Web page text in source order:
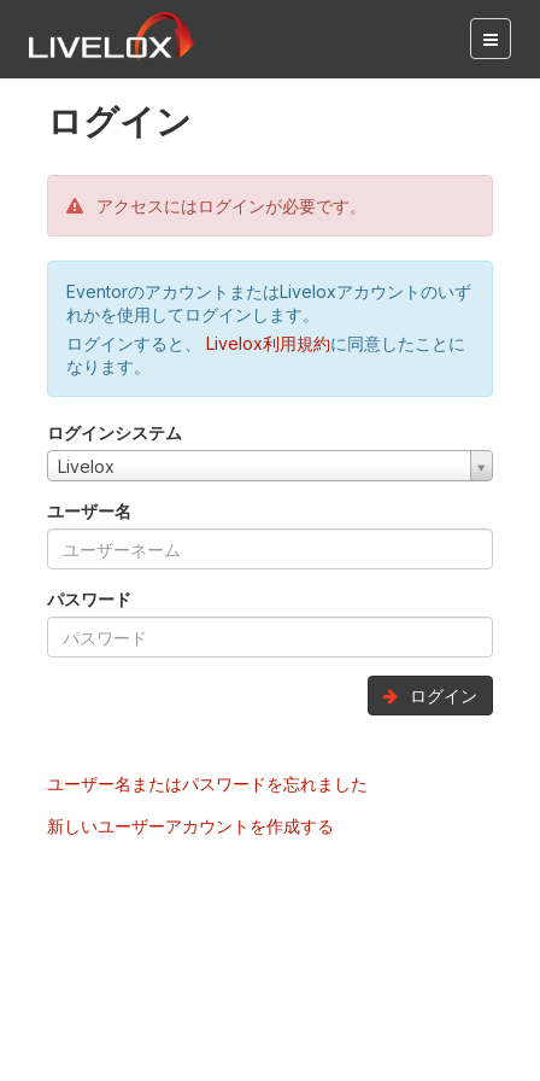
ログイン
アクセスにはログインが必要です。
EventorのアカウントまたはLiveloxアカウントのいず
れかを使用してログインします。
ログインすると、
Livelox利用規約に同意したことに
なります。
ログインシステム
Livelox
ユーザー名
パスワード
ログイン
ユーザー名またはパスワードを忘れました
新しいユーザーアカウントを作成する